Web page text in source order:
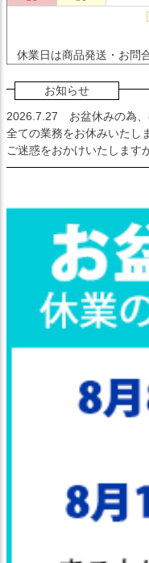
休業日は商品発送・お問
お知らせ
2026.7.27 お盆休みの為
全ての業務をお休みいたし
ご迷惑をおかけいたします